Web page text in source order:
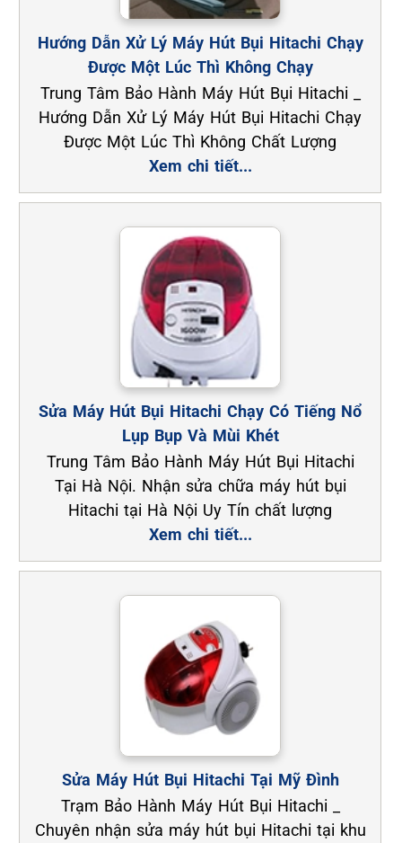
Hướng Dẫn Xử Lý Máy Hút Bụi Hitachi Chạy
Được Một Lúc Thì Không Chạy
Trung Tâm Bảo Hành Máy Hút Bụi Hitachi _
Hướng Dẫn Xử Lý Máy Hút Bụi Hitachi Chạy
Được Một Lúc Thì Không Chất Lượng
Xem chi tiết...
Sửa Máy Hút Bụi Hitachi Chạy Có Tiếng Nổ
Lụp Bụp Và Mùi Khét
Trung Tâm Bảo Hành Máy Hút Bụi Hitachi
Tại Hà Nội. Nhận sửa chữa máy hút bụi
Hitachi tại Hà Nội Uy Tín chất lượng
Xem chi tiết...
Sửa Máy Hút Bụi Hitachi Tại Mỹ Đình
Trạm Bảo Hành Máy Hút Bụi Hitachi _
Chuyên nhận sửa máy hút bụi Hitachi tại khu